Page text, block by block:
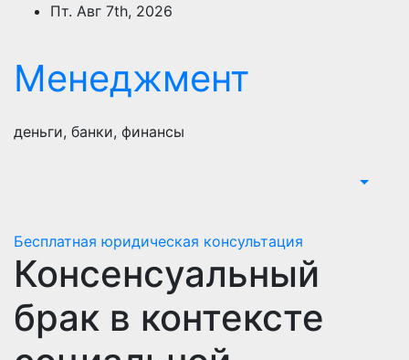
ПерейтиПт. Авг 7th, 2026
Менеджмент
деньги, банки, финансы
Бесплатная юридическая консультация
Консенсуальный
брак в контексте